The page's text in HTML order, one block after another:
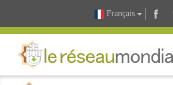
Français